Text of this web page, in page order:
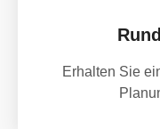
Erhalten Sie